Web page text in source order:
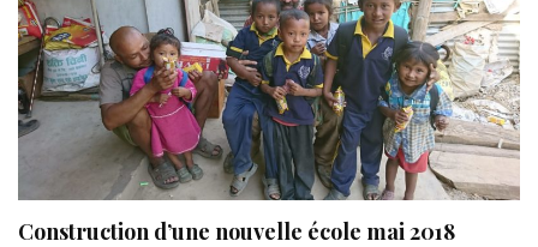
Construction d’une nouvelle école mai 2018